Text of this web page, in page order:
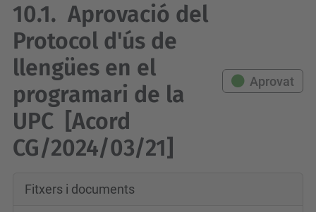
10.1. Aprovació del
Protocol d'ús de
llengües en el
programari de la
UPC [Acord
CG/2024/03/21]
Aprovat
Fitxers i documents